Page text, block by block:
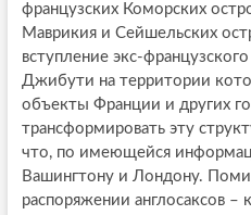
французских Коморских
Маврикия и Сейшельских
вступление экс-
Джибути на территории
объекты Франции и других
трансформировать эту
что, по имеющейся
Вашингтону и Лондону.
распоряжении англосаксов –